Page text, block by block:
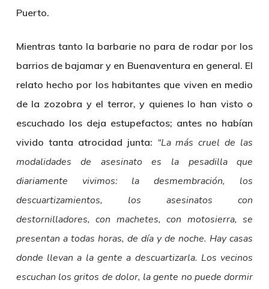
Puerto.
Mientras tanto la barbarie no para de rodar por los
barrios de bajamar y en Buenaventura en general. El
relato hecho por los habitantes que viven en medio
de la zozobra y el terror, y quienes lo han visto o
escuchado los deja estupefactos; antes no habían
vivido tanta atrocidad junta: “La más cruel de las
modalidades de asesinato es la pesadilla que
diariamente vivimos: la desmembración, los
descuartizamientos, los asesinatos con
destornilladores, con machetes, con motosierra, se
presentan a todas horas, de día y de noche. Hay casas
donde llevan a la gente a descuartizarla. Los vecinos
escuchan los gritos de dolor, la gente no puede dormir